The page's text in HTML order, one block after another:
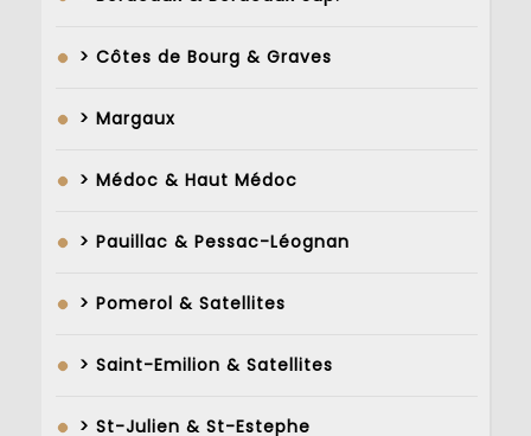
> Côtes de Bourg & Graves
> Margaux
> Médoc & Haut Médoc
> Pauillac & Pessac-Léognan
> Pomerol & Satellites
> Saint-Emilion & Satellites
> St-Julien & St-Estephe